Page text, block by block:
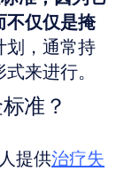
不仅仅是掩
划，通常持
来进行。
准？
提供治疗失